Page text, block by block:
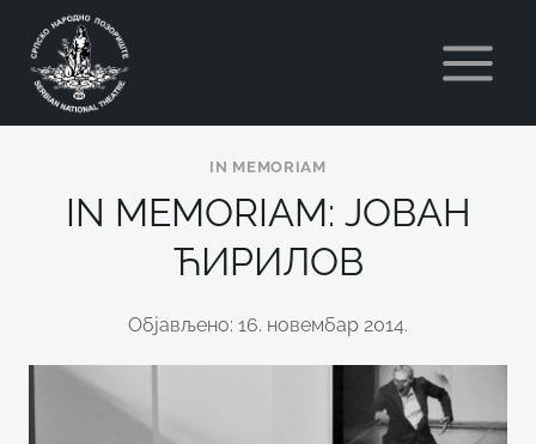
content
IN MEMORIAM
IN MEMORIAM: ЈОВАН
ЋИРИЛОВ
Објављено: 16. новембар 2014.